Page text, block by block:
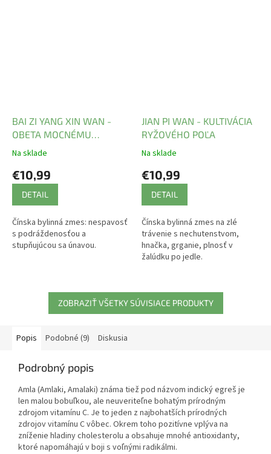
BAI ZI YANG XIN WAN -
OBETA MOCNÉMU
VLÁDCOVI
Na sklade
€10,99
DETAIL
Čínska bylinná zmes: nespavosť
s podráždenosťou a
stupňujúcou sa únavou.
JIAN PI WAN - KULTIVÁCIA
RYŽOVÉHO POĽA
Na sklade
€10,99
DETAIL
Čínska bylinná zmes na zlé
trávenie s nechutenstvom,
hnačka, grganie, plnosť v
žalúdku po jedle.
ZOBRAZIŤ VŠETKY SÚVISIACE PRODUKTY
Popis Podobné (9) Diskusia
Podrobný popis
Amla (Amlaki, Amalaki) známa tiež pod názvom indický egreš je
len malou bobuľkou, ale neuveriteľne bohatým prírodným
zdrojom vitamínu C. Je to jeden z najbohatších prírodných
zdrojov vitamínu C vôbec. Okrem toho pozitívne vplýva na
zníženie hladiny cholesterolu a obsahuje mnohé antioxidanty,
ktoré napomáhajú v boji s voľnými radikálmi.